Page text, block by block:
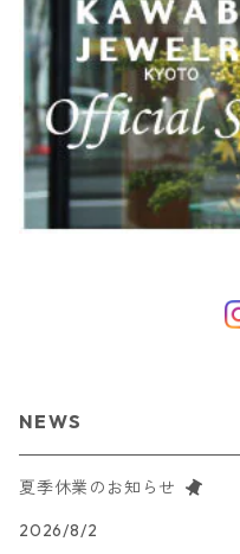
NEWS
夏季休業のお知らせ
2026/8/2